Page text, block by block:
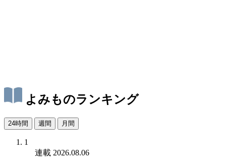
よみものランキング
24時間 週間 月間
1
連載 2026.08.06